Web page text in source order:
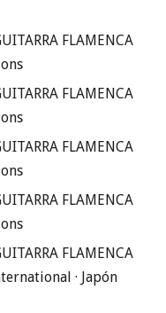
FLAMENCA
FLAMENCA
FLAMENCA
FLAMENCA
FLAMENCA
· Japón